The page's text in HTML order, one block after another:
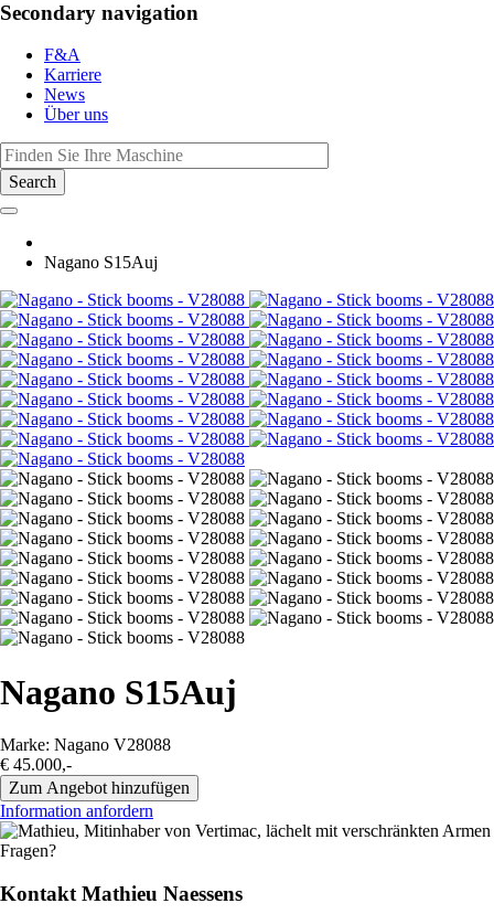
Secondary navigation
F&A
Karriere
News
Über uns
Nagano S15Auj
Nagano S15Auj
Marke: Nagano V28088
€ 45.000,-
Information anfordern
Fragen?
Kontakt Mathieu Naessens